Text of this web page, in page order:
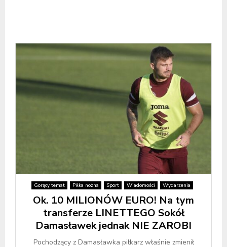
Gorący temat Piłka nożna Sport Wiadomości Wydarzenia
Ok. 10 MILIONÓW EURO! Na tym
transferze LINETTEGO Sokół
Damasławek jednak NIE ZAROBI
Pochodzący z Damasławka piłkarz właśnie zmienił